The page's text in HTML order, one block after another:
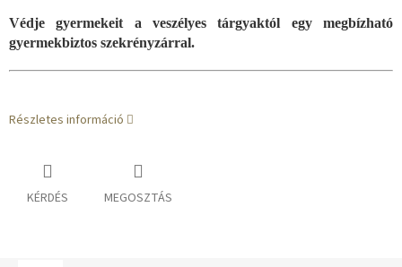
Védje gyermekeit a veszélyes tárgyaktól egy megbízható
gyermekbiztos szekrényzárral.
Részletes információ
KÉRDÉS MEGOSZTÁS